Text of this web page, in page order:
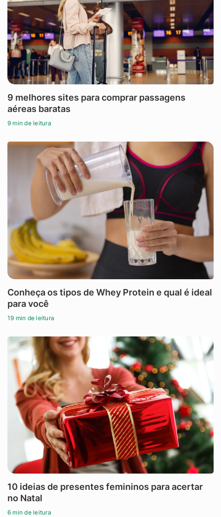
9 melhores sites para comprar passagens
aéreas baratas
9 min de leitura
Conheça os tipos de Whey Protein e qual é ideal
para você
19 min de leitura
10 ideias de presentes femininos para acertar
no Natal
6 min de leitura